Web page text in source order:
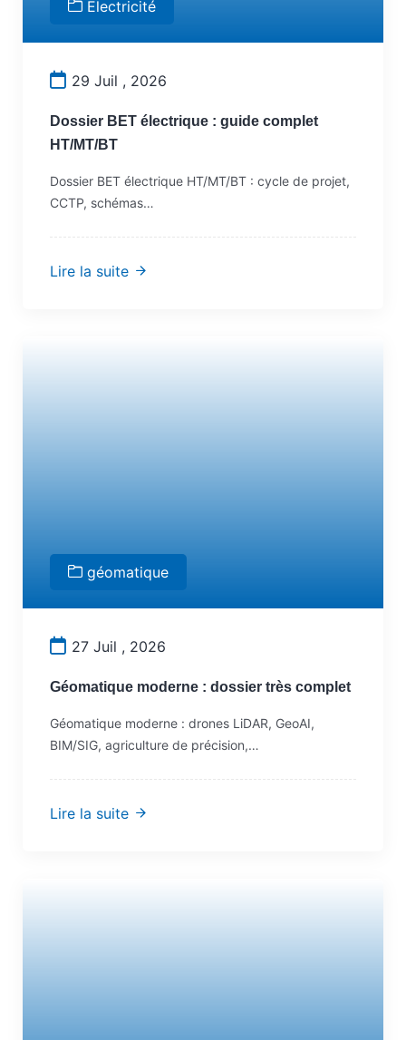
Electricité
29 Juil , 2026
Dossier BET électrique : guide complet
HT/MT/BT
Dossier BET électrique HT/MT/BT : cycle de projet,
CCTP, schémas…
Lire la suite
géomatique
27 Juil , 2026
Géomatique moderne : dossier très complet
Géomatique moderne : drones LiDAR, GeoAI,
BIM/SIG, agriculture de précision,…
Lire la suite